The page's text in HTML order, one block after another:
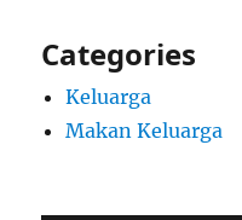
Categories
Keluarga
Makan Keluarga